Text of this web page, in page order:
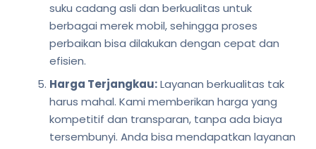
suku cadang asli dan berkualitas untuk
berbagai merek mobil, sehingga proses
perbaikan bisa dilakukan dengan cepat dan
efisien.
Harga Terjangkau:Layanan berkualitas tak
harus mahal. Kami memberikan harga yang
kompetitif dan transparan, tanpa ada biaya
tersembunyi. Anda bisa mendapatkan layanan